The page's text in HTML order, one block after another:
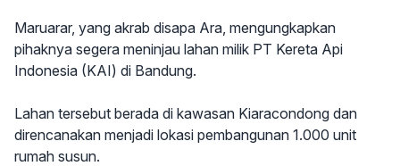
Maruarar, yang akrab disapa Ara, mengungkapkan
pihaknya segera meninjau lahan milik PT Kereta Api
Indonesia (KAI) di Bandung.
Lahan tersebut berada di kawasan Kiaracondong dan
direncanakan menjadi lokasi pembangunan 1.000 unit
rumah susun.